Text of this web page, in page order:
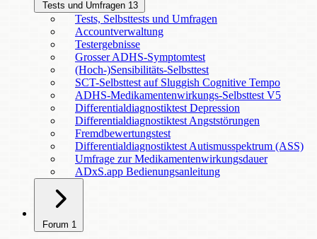
Tests und Umfragen 13
Tests, Selbsttests und Umfragen
Accountverwaltung
Testergebnisse
Grosser ADHS-Symptomtest
(Hoch-)Sensibilitäts-Selbsttest
SCT-Selbsttest auf Sluggish Cognitive Tempo
ADHS-Medikamentenwirkungs-Selbsttest V5
Differentialdiagnostiktest Depression
Differentialdiagnostiktest Angststörungen
Fremdbewertungstest
Differentialdiagnostiktest Autismusspektrum (ASS)
Umfrage zur Medikamentenwirkungsdauer
ADxS.app Bedienungsanleitung
Forum 1